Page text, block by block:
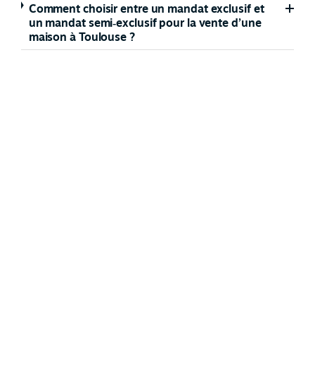
Comment choisir entre un mandat exclusif et
un mandat semi‑exclusif pour la vente d’une
maison à Toulouse ?